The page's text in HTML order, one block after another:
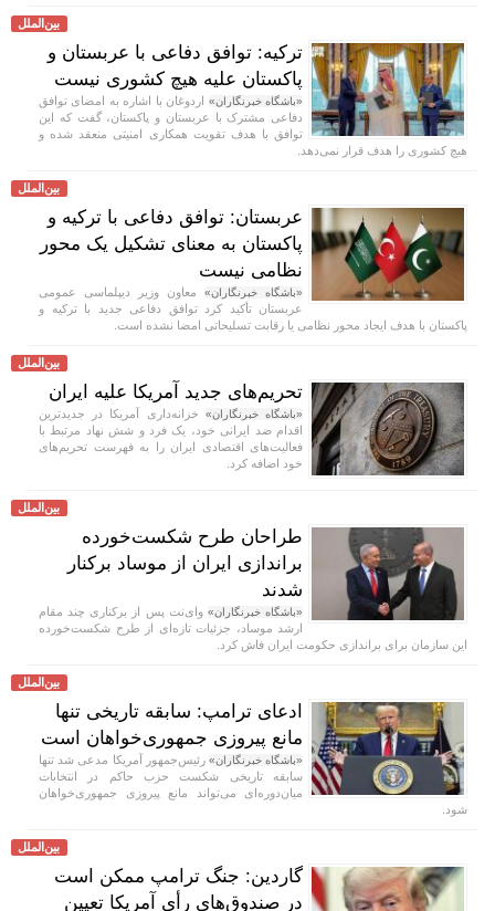
بین‌الملل
ترکیه: توافق دفاعی با عربستان و
پاکستان علیه هیچ کشوری نیست
«باشگاه خبرنگاران» اردوغان با اشاره به امضای توافق
دفاعی مشترک با عربستان و پاکستان، گفت که این
توافق با هدف تقویت همکاری امنیتی منعقد شده و
هیچ کشوری را هدف قرار نمی‌دهد.
بین‌الملل
عربستان: توافق دفاعی با ترکیه و
پاکستان به معنای تشکیل یک محور
نظامی نیست
«باشگاه خبرنگاران» معاون وزیر دیپلماسی عمومی
عربستان تأکید کرد توافق دفاعی جدید با ترکیه و
پاکستان با هدف ایجاد محور نظامی یا رقابت تسلیحاتی امضا نشده است.
بین‌الملل
تحریم‌های جدید آمریکا علیه ایران
«باشگاه خبرنگاران» خزانه‌داری آمریکا در جدیدترین
اقدام ضد ایرانی خود، یک فرد و شش نهاد مرتبط با
فعالیت‌های اقتصادی ایران را به فهرست تحریم‌های
خود اضافه کرد.
بین‌الملل
طراحان طرح شکست‌خورده
براندازی ایران از موساد برکنار
شدند
«باشگاه خبرنگاران» وای‌نت پس از برکناری چند مقام
ارشد موساد، جزئیات تازه‌ای از طرح شکست‌خورده
این سازمان برای براندازی حکومت ایران فاش کرد.
بین‌الملل
ادعای ترامپ: سابقه تاریخی تنها
مانع پیروزی جمهوری‌خواهان است
«باشگاه خبرنگاران» رئیس‌جمهور آمریکا مدعی شد تنها
سابقه تاریخی شکست حزب حاکم در انتخابات
میان‌دوره‌ای می‌تواند مانع پیروزی جمهوری‌خواهان
شود.
بین‌الملل
گاردین: جنگ ترامپ ممکن است
در صندوق‌های رأی آمریکا تعیین